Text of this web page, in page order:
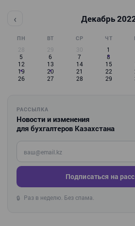
‹ Декабрь
ПН ВТ СР ЧТ
28 29 30 1
5
6 7 8
12
13 14 15
19
20 21 22
26
27 28 29
РАССЫЛКА
Новости и изменения
для бухгалтеров Казахстана
Введите ваш e-mail
Подписаться на
🔒 Раз в неделю. Без спама.